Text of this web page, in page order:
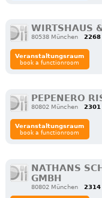
WIRTSHAUS
80538 München 2268
Veranstaltungsraum
book a functionroom
PEPENERO
80802 München 2301
Veranstaltungsraum
book a functionroom
NATHANS
GMBH
80802 München 2314